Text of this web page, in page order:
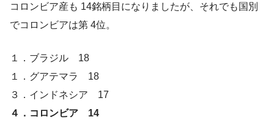
コロンビア産も 14銘柄目になりましたが、それでも国別
でコロンビアは第 4位。
１．ブラジル 18
１．グアテマラ 18
３．インドネシア 17
４．コロンビア 14